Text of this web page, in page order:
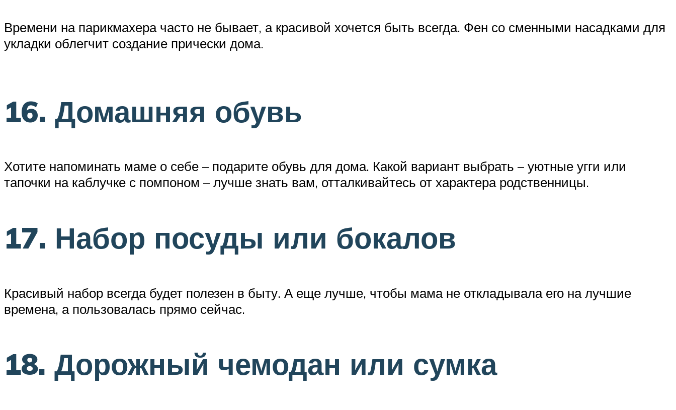
Времени на парикмахера часто не бывает, а красивой хочется быть всегда. Фен со сменными насадками для
укладки облегчит создание прически дома.
16. Домашняя обувь
Хотите напоминать маме о себе – подарите обувь для дома. Какой вариант выбрать – уютные угги или
тапочки на каблучке с помпоном – лучше знать вам, отталкивайтесь от характера родственницы.
17. Набор посуды или бокалов
Красивый набор всегда будет полезен в быту. А еще лучше, чтобы мама не откладывала его на лучшие
времена, а пользовалась прямо сейчас.
18. Дорожный чемодан или сумка